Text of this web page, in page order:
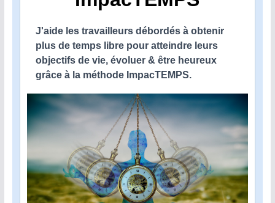
J'aide les travailleurs débordés à obtenir
plus de temps libre pour atteindre leurs
objectifs de vie, évoluer & être heureux
grâce à la méthode ImpacTEMPS.